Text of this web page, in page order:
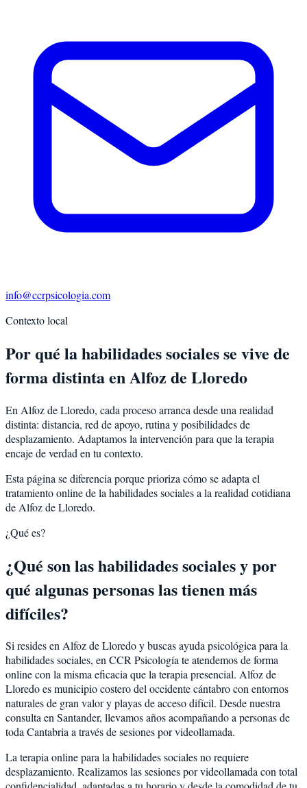
info@ccrpsicologia.com
Contexto local
Por qué la habilidades sociales se vive de
forma distinta en Alfoz de Lloredo
En Alfoz de Lloredo, cada proceso arranca desde una realidad
distinta: distancia, red de apoyo, rutina y posibilidades de
desplazamiento. Adaptamos la intervención para que la terapia
encaje de verdad en tu contexto.
Esta página se diferencia porque prioriza cómo se adapta el
tratamiento online de la habilidades sociales a la realidad cotidiana
de Alfoz de Lloredo.
¿Qué es?
¿Qué son las habilidades sociales y por
qué algunas personas las tienen más
difíciles?
Si resides en Alfoz de Lloredo y buscas ayuda psicológica para la
habilidades sociales, en CCR Psicología te atendemos de forma
online con la misma eficacia que la terapia presencial. Alfoz de
Lloredo es municipio costero del occidente cántabro con entornos
naturales de gran valor y playas de acceso difícil. Desde nuestra
consulta en Santander, llevamos años acompañando a personas de
toda Cantabria a través de sesiones por videollamada.
La terapia online para la habilidades sociales no requiere
desplazamiento. Realizamos las sesiones por videollamada con total